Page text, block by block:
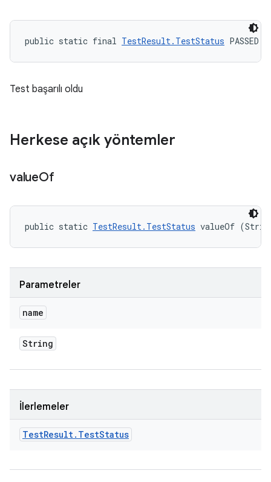
public static final TestResult.TestStatus PASSED
Test başarılı oldu
Herkese açık yöntemler
valueOf
public static TestResult.TestStatus valueOf
Parametreler
name
String
İlerlemeler
TestResult. TestStatus